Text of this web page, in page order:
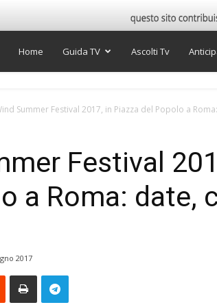
Super
Home Guida TV Ascolti Tv
Summer Festival 2017, in Piazza del Popolo a
Festival
a Roma: date,
2017